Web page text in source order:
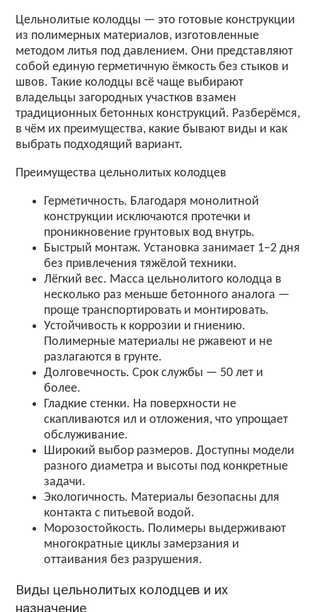
Цельнолитые колодцы — это готовые конструкции
из полимерных материалов, изготовленные
методом литья под давлением. Они представляют
собой единую герметичную ёмкость без стыков и
швов. Такие колодцы всё чаще выбирают
владельцы загородных участков взамен
традиционных бетонных конструкций. Разберёмся,
в чём их преимущества, какие бывают виды и как
выбрать подходящий вариант.
Преимущества цельнолитых колодцев
Герметичность. Благодаря монолитной
конструкции исключаются протечки и
проникновение грунтовых вод внутрь.
Быстрый монтаж. Установка занимает 1–2 дня
без привлечения тяжёлой техники.
Лёгкий вес. Масса цельнолитого колодца в
несколько раз меньше бетонного аналога —
проще транспортировать и монтировать.
Устойчивость к коррозии и гниению.
Полимерные материалы не ржавеют и не
разлагаются в грунте.
Долговечность. Срок службы — 50 лет и
более.
Гладкие стенки. На поверхности не
скапливаются ил и отложения, что упрощает
обслуживание.
Широкий выбор размеров. Доступны модели
разного диаметра и высоты под конкретные
задачи.
Экологичность. Материалы безопасны для
контакта с питьевой водой.
Морозостойкость. Полимеры выдерживают
многократные циклы замерзания и
оттаивания без разрушения.
Виды цельнолитых колодцев и их
назначение